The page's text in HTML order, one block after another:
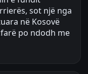
sot një nga
në Kosovë
po ndodh me